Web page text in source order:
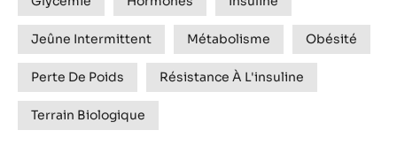
Jeûne Intermittent Métabolisme Obésité
Perte De Poids Résistance À L'insuline
Terrain Biologique